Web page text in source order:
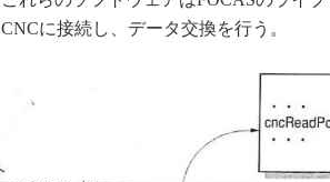
に接続し、データ交換を行う。